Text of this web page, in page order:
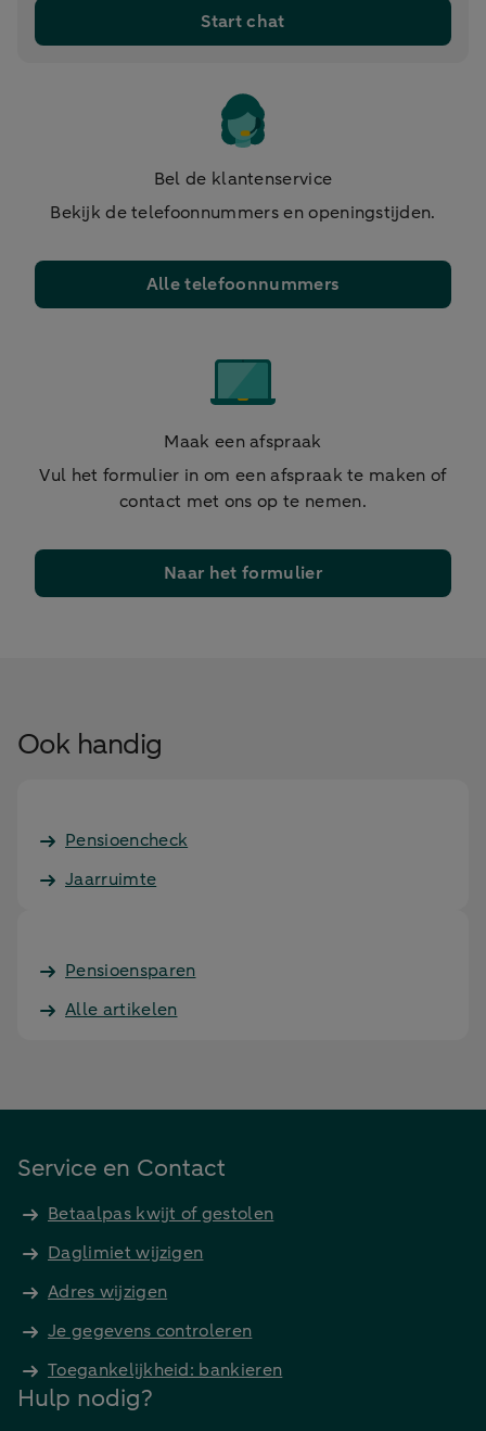
Start chat
Bel de klantenservice
Bekijk de telefoonnummers en openingstijden.
Alle telefoonnummers
Maak een afspraak
Vul het formulier in om een afspraak te maken of
contact met ons op te nemen.
Naar het formulier
Ook handig
Pensioencheck
Jaarruimte
Pensioensparen
Alle artikelen
Service en Contact
Betaalpas kwijt of gestolen
Daglimiet wijzigen
Adres wijzigen
Je gegevens controleren
Toegankelijkheid: bankieren
Hulp nodig?